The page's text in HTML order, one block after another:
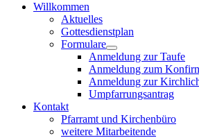
Willkommen
Aktuelles
Gottesdienstplan
Formulare
Anmeldung zur Taufe
Anmeldung zum
Anmeldung zur
Umpfarrungsantrag
Kontakt
Pfarramt und Kirchenbüro
weitere Mitarbeitende